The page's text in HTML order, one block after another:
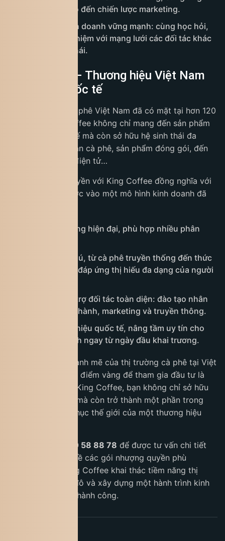
nguyên liệu cho đến chiến lược marketing.
Cộng đồng kinh doanh vững mạnh: cùng học hỏi,
chia sẻ kinh nghiệm với mạng lưới các đối tác khác
trong hệ sinh thái.
King Coffee – Thương hiệu Việt Nam
vươn tầm quốc tế
Là thương hiệu cà phê Việt Nam đã có mặt tại hơn 120
quốc gia, King Coffee không chỉ mang đến sản phẩm
chất lượng quốc tế mà còn sở hữu hệ sinh thái đa
dạng: từ chuỗi quán cà phê, sản phẩm đóng gói, đến
kênh thương mại điện tử…
Đầu tư nhượng quyền với King Coffee đồng nghĩa với
việc bạn đang bước vào một mô hình kinh doanh đã
Thiết kế cửa hàng hiện đại, phù hợp nhiều phân
Menu phong phú, từ cà phê truyền thống đến thức
uống sáng tạo, đáp ứng thị hiếu đa dạng của người
Chính sách hỗ trợ đối tác toàn diện: đào tạo nhân
sự, quản lý vận hành, marketing và truyền thông.
Lợi thế thương hiệu quốc tế, nâng tầm uy tín cho
điểm kinh doanh ngay từ ngày đầu khai trương.
Sự tăng trưởng mạnh mẽ của thị trường cà phê tại Việt
Nam cho thấy thời điểm vàng để tham gia đầu tư là
ngay bây giờ. Với King Coffee, bạn không chỉ sở hữu
một quán cà phê, mà còn trở thành một phần trong
hành trình chinh phục thế giới của một thương hiệu
1900 58 88 78 để được tư vấn chi tiết
và tìm hiểu thêm về các gói nhượng quyền phù
hợp.Hãy cùng King Coffee khai thác tiềm năng thị
trường cà phê tỷ đô và xây dựng một hành trình kinh
doanh bền vững, thành công.